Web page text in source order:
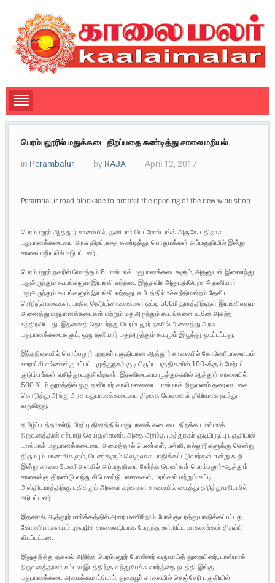
பெரம்பலூரில் மதுக்கடை திறப்பதை கண்டித்து சாலை மறியல்
in Perambalur — by RAJA — April 12, 2017
Perambalur road blockade to protest the opening of the new wine shop
பெரம்பலூர் ஆத்தூர் சாலையில், தனியார் பெட்ரோல் பங்க் அருகே புதிதாக
மதுபானக்கடையை அரசு திறப்பதை கண்டித்து, பொதுமக்கள் அப்பகுதியில் இன்று
சாலை மறியலில் ஈடுபட்டனர்.
பெரம்பலூர் நகரில் மொத்தம் 8 டாஸ்மாக் மதுபானக்கடைகளும், அதனுடன் இணைந்து
மதுஅருந்தும் கூடங்களும் இயங்கி வந்தன. இதுதவிர அனுமதிபெற்ற 4 தனியார்
மதுஅருந்தும் கூடங்களும் இயங்கி வந்தது. சமீபத்தில் உச்சநீதிமன்றம் தேசிய
நெடுஞ்சாலைகள், மாநில நெடுஞ்சாலைகளை ஒட்டி 500மீ தூரத்திற்குள் இயங்கிவரும்
அனைத்து மதுபானக்கடைகள் மற்றும் மதுஅருந்தும் கூடங்களை உடனே அகற்ற
உத்திரவிட்டது. இதனைத் தொடர்ந்து பெரம்பலூர் நகரில் அனைத்து அரசு
மதுபானக்கடைகளும், ஒரு தனியார் மதுஅருந்தும் கூடமும் இழுத்து மூடப்பட்டது.
இந்தநிலையில் பெரம்பலூர் புறநகர் பகுதியான ஆத்தூர் சாலையில் கோனேரிபாளையம்
ஊராட்சி எல்லைக்கு உட்பட்ட முத்துநகர் குடியிருப்பு பகுதிகளில் 100-க்கும் மேற்பட்ட
குடும்பங்கள் வசித்து வருகின்றனர். இதனிடையை முத்துநகரில் ஆத்தூர் சாலையில்
500மீட்டர் தூரத்தில் ஒரு தனியார் காலிமனையை டாஸ்மாக் நிறுவனம் தரைவாடகை
கொடுத்து அங்கு அரசு மதுபானக்கடையை திறக்க வேலைகள் தீவிரமாக நடந்து
வருகிறது.
தமிழ்ப் புத்தாண்டு பிறப்பு தினத்தில் மது பானக் கடையை திறக்க டாஸ்மாக்
நிறுவனத்தின் ஏற்பாடு செய்துள்ளனர். அதை அறிந்த முத்துநகர் குடியிருப்பு பகுதியில்
டாஸ்மாக் மதுபானக்கடையை அமைத்தால் பெண்கள், பள்ளி, கல்லூரிகளுக்கு சென்று
திரும்பும் மாணவிகளும், பெண்களும் வெகுவாக பாதிக்கப்படுவார்கள் என்று கூறி
இன்று காலை 9மணிஅளவில் அப்பகுதியை சேர்ந்த பெண்கள் பெரம்பலூர்-ஆத்தூர்
சாலைக்கு திரண்டு வந்து சிமெண்டு பலகைகள், மரங்கள் மற்றும் கட்டிட
அஸ்திவாரத்திற்கு பதிக்கும் அரளை கற்களை சாலையில் வைத்து தடுத்து மறியலில்
ஈடுபட்டனர்.
இதனால், ஆத்தூர் மார்க்கத்தில் அரை மணிநேரம் போக்குவரத்து பாதிக்கப்பட்டது.
கோனரிபாளையம் புறவழிச் சாலைவழியாக பேருந்து உள்ளிட்ட வாகனங்கள் திருப்பி
விடப்பட்டன.
இதுகுறித்து தகவல் அறிந்த பெரம்பலூர் போலீசார் வருவாய்த் துறையினர், டாஸ்மாக்
நிறுவனத்தினர் சம்பவ இடத்திற்கு வந்து பேச்சு வார்த்தை நடத்தி இங்கு
மதுபானக்கடை அமைக்கமாட்டோம், துறையூர் சாலையில் செஞ்சேரி பகுதியில்